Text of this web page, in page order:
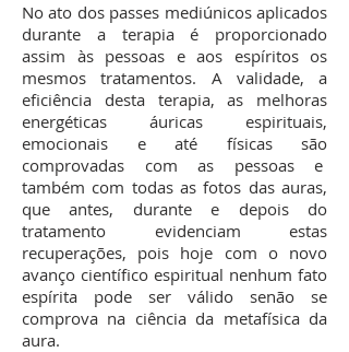
No ato dos passes mediúnicos aplicados
durante a terapia é proporcionado
assim às pessoas e aos espíritos os
mesmos tratamentos. A validade, a
eficiência desta terapia, as melhoras
energéticas áuricas espirituais,
emocionais e até físicas são
comprovadas com as pessoas e
também com todas as fotos das auras,
que antes, durante e depois do
tratamento evidenciam estas
recuperações, pois hoje com o novo
avanço científico espiritual nenhum fato
espírita pode ser válido senão se
comprova na ciência da metafísica da
aura.